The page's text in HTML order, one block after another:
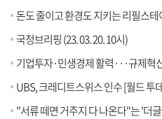
돈도 줄이고 환경도 지키는 리필스테이
국정브리핑 (23. 03. 20. 10시)
기업투자·민생경제 활력···규제혁
UBS, 크레디트스위스 인수 [월드 투
"서류 떼면 거주지 다 나온다"는 '더글로리' 문동은 친모 대